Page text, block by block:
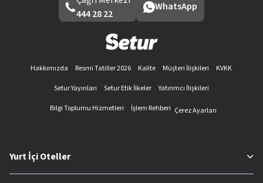
444 28 22
WhatsApp
Hakkımızda Resmi Tatiller 2026 Kalite Müşteri İlişkileri
KVKK
Setur Yayınları
Setur Etik İlkeler
Yatırımcı İlişkileri
Bilgi Toplumu Hizmetleri
İşlem Rehberi Çerez Ayarları
Yurt İçi Oteller